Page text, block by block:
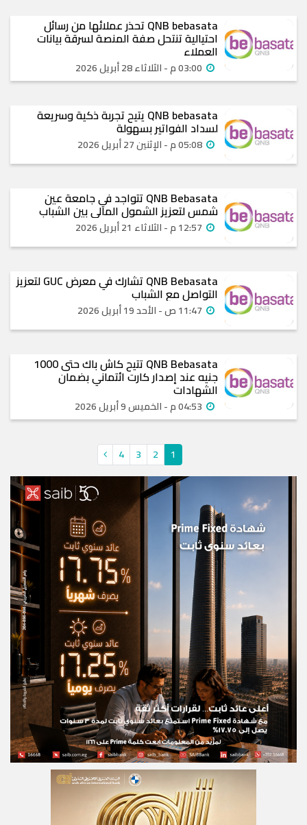
QNB bebasata تحذر عملائها من رسائل
احتيالية تنتحل صفة المنصة لسرقة بيانات
العملاء
QNB bebasata يتيح تجربة ذكية وسريعة
لسداد الفواتير بسهولة
QNB Bebasata تتواجد في جامعة عين
شمس لتعزيز الشمول المالي بين الشباب
QNB Bebasata تشارك في معرض GUC لتعزيز
التواصل مع الشباب
QNB Bebasata تتيح كاش باك حتى 1000
جنيه عند إصدار كارت ائتماني بضمان
الشهادات
1
2
3
4